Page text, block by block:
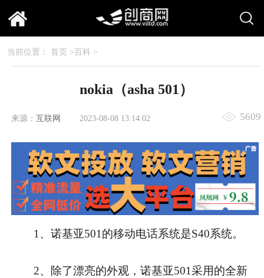
当前位置： 首页 >百科 >
nokia（asha 501）
来源： 互联网 2023-08-08 13:14:02 5609
1、诺基亚501的移动电话系统是S40系统。
2、除了漂亮的外观，诺基亚501采用的全新